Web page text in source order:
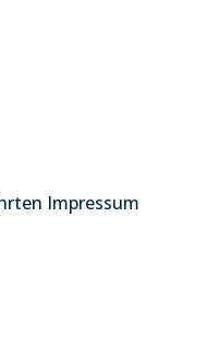
Impressum